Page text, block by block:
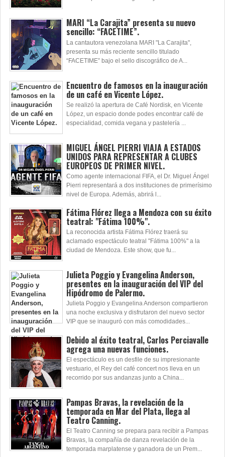
MARI “La Carajita” presenta su nuevo
sencillo: “FACETIME”.
La cantautora venezolana MARI "La Carajita",
presenta su más reciente sencillo titulado
“FACETIME” bajo el sello discográfico de A...
Encuentro de famosos en la inauguración
de un café en Vicente López.
Se realizó la apertura de Café Nordisk, en Vicente
López, un espacio donde podes encontrar café de
especialidad, comida vegana y pastelería ...
MIGUEL ÁNGEL PIERRI VIAJA A ESTADOS
UNIDOS PARA REPRESENTAR A CLUBES
EUROPEOS DE PRIMER NIVEL.
Como agente internacional FIFA, el Dr. Miguel Ángel
Pierri representará a dos instituciones de primerísimo
nivel de Europa. Además, abrirá l...
Fátima Flórez llega a Mendoza con su éxito
teatral: "Fátima 100%".
La reconocida artista Fátima Flórez traerá su
aclamado espectáculo teatral "Fátima 100%" a la
ciudad de Mendoza. Este show, que fu...
Julieta Poggio y Evangelina Anderson,
presentes en la inauguración del VIP del
Hipódromo de Palermo.
Julieta Poggio y Evangelina Anderson compartieron
una noche exclusiva y disfrutaron del nuevo sector
VIP que se inauguró con más comodidades...
Debido al éxito teatral, Carlos Perciavalle
agrega una nuevas funciones.
El espectáculo es un desfile de su impresionante
vestuario, el Rey del café concert nos lleva en un
recorrido por sus andanzas junto a China...
Pampas Bravas, la revelación de la
temporada en Mar del Plata, llega al
Teatro Canning.
El Teatro Canning se prepara para recibir a Pampas
Bravas, la compañía de danza revelación de la
temporada marplatense y ganadora de un Prem...